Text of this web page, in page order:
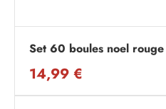
Set 60 boules noel rouge
14,99 €